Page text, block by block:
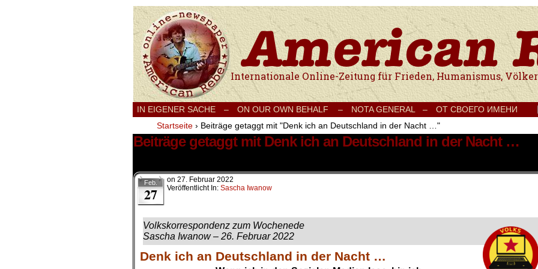
Internationale Onlinezeitung für Frieden, Humanismus, Völkerverständigung und
IN EIGENER SACHE – ON OUR OWN BEHALF – NOTA GENERAL – ОТ СВОЕГО ИМЕНИ
Startseite › Beiträge getaggt mit "Denk ich an Deutschland in der Nacht …"
Beiträge getaggt mit Denk ich an Deutschland in der Nacht …
Feb.
27
on 27. Februar 2022
Veröffentlicht In: Sascha Iwanow
Volkskorrespondenz zum Wochenede
Sascha Iwanow – 26. Februar 2022
Denk ich an Deutschland in der Nacht …